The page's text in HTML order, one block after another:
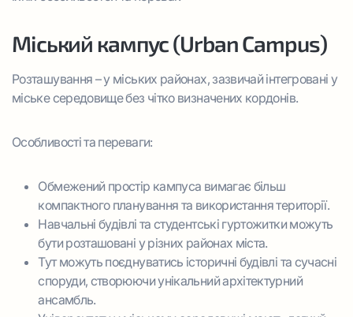
Міський кампус (Urban Campus)
Розташування – у міських районах, зазвичай інтегровані у
міське середовище без чітко визначених кордонів.
Особливості та переваги:
Обмежений простір кампуса вимагає більш
компактного планування та використання території.
Навчальні будівлі та студентські гуртожитки можуть
бути розташовані у різних районах міста.
Тут можуть поєднуватись історичні будівлі та сучасні
споруди, створюючи унікальний архітектурний
ансамбль.